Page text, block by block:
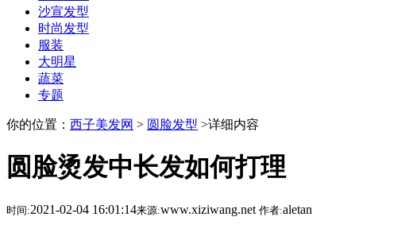
沙宣发型
时尚发型
服装
大明星
蔬菜
专题
你的位置： 西子美发网 > 圆脸发型 >详细内容
圆脸烫发中长发如何打理
时间:2021-02-04 16:01:14来源:www.xiziwang.net 作者:aletan